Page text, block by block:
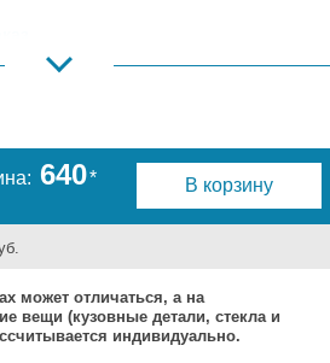
640*
В корзину
может отличаться, а на
вещи (кузовные детали, стекла и
индивидуально.